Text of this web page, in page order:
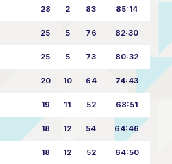
28 2 83 85:14
25 5 76 82:30
25 5 73 80:32
20 10 64 74:43
19 11 52 68:51
18 12 54 64:46
18 12 52 64:50